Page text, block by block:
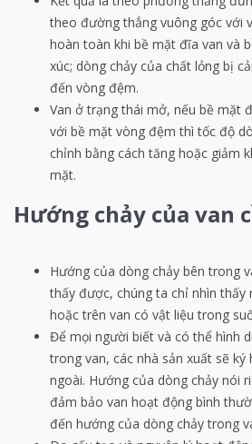
theo đường thẳng vuông góc với
hoàn toàn khi bề mặt đĩa van và
xúc; dòng chảy của chất lỏng bị
đến vòng đệm.
Van ở trạng thái mở, nếu bề mặt
với bề mặt vòng đệm thì tốc độ
chỉnh bằng cách tăng hoặc giảm
mặt.
Hướng chảy của van
Hướng của dòng chảy bên trong
thấy được, chúng ta chỉ nhìn thấy
hoặc trên van có vật liệu trong
Để mọi người biết và có thể hình
trong van, các nhà sản xuất sẽ ký
ngoài. Hướng của dòng chảy nói
đảm bảo van hoạt động bình
đến hướng của dòng chảy trong